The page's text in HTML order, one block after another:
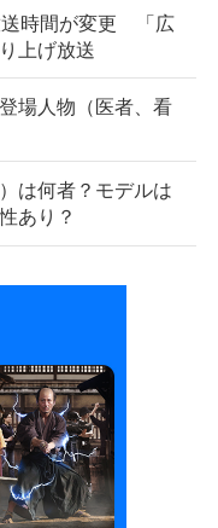
送時間が変更 「広
上げ放送
場人物（医者、看
は何者？モデルは
あり？